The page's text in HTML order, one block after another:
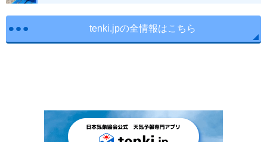
tenki.jpの全情報はこちら